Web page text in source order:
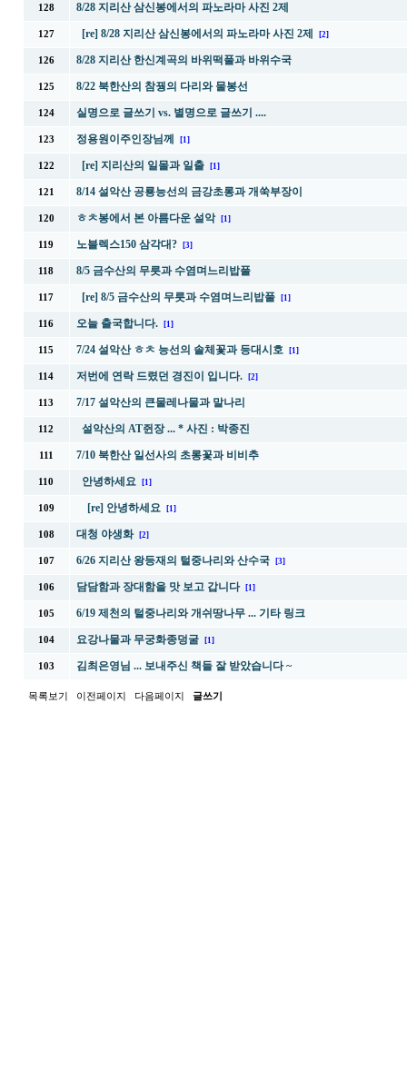
128 8/28 지리산 삼신봉에서의 파노라마 사진 2제
127 [re] 8/28 지리산 삼신봉에서의 파노라마 사진 2제 [2]
126 8/28 지리산 한신계곡의 바위떡풀과 바위수국
125 8/22 북한산의 참꿩의 다리와 물봉선
124 실명으로 글쓰기 vs. 별명으로 글쓰기 ....
123 정용원이주인장님께 [1]
122 [re] 지리산의 일몰과 일출 [1]
121 8/14 설악산 공룡능선의 금강초롱과 개쑥부장이
120 ㅎㅊ봉에서 본 아름다운 설악 [1]
119 노블렉스150 삼각대? [3]
118 8/5 금수산의 무릇과 수염며느리밥풀
117 [re] 8/5 금수산의 무릇과 수염며느리밥풀 [1]
116 오늘 출국합니다. [1]
115 7/24 설악산 ㅎㅊ 능선의 솔체꽃과 등대시호 [1]
114 저번에 연락 드렸던 경진이 입니다. [2]
113 7/17 설악산의 큰물레나물과 말나리
112 설악산의 AT쥔장 ... * 사진 : 박종진
111 7/10 북한산 일선사의 초롱꽃과 비비추
110 안녕하세요 [1]
109 [re] 안녕하세요 [1]
108 대청 야생화 [2]
107 6/26 지리산 왕등재의 털중나리와 산수국 [3]
106 담담함과 장대함을 맛 보고 갑니다 [1]
105 6/19 제천의 털중나리와 개쉬땅나무 ... 기타 링크
104 요강나물과 무궁화종덩굴 [1]
103 김최은영님 ... 보내주신 책들 잘 받았습니다 ~
목록보기 이전페이지 다음페이지 글쓰기